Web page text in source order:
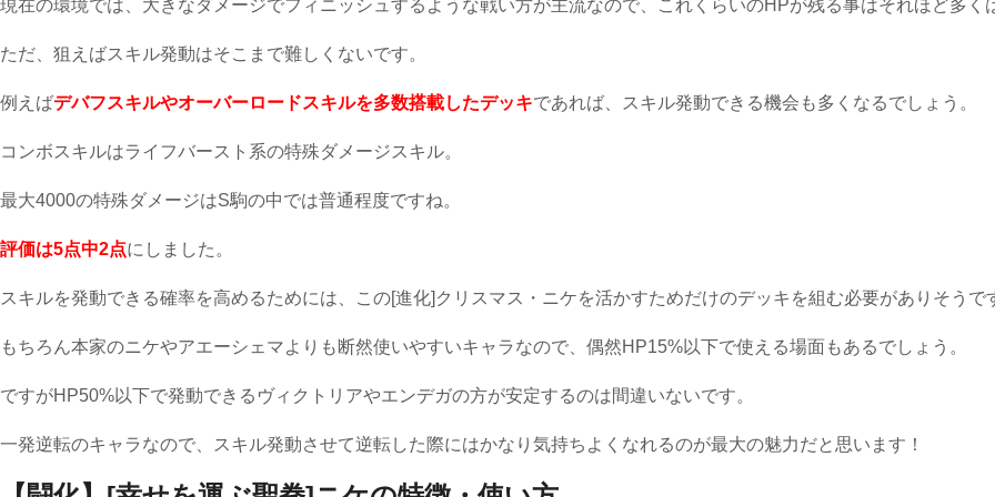
現在の環境では、大きなダメージでフィニッシュするような戦い方が主流なので、これくらいのHPが残る事はそれほど多く
ただ、狙えばスキル発動はそこまで難しくないです。
例えばデバフスキルやオーバーロードスキルを多数搭載したデッキであれば、スキル発動できる機会も多くなるでしょう。
コンボスキルはライフバースト系の特殊ダメージスキル。
最大4000の特殊ダメージはS駒の中では普通程度ですね。
評価は5点中2点にしました。
スキルを発動できる確率を高めるためには、この[進化]クリスマス・ニケを活かすためだけのデッキを組む必要がありそうで
もちろん本家のニケやアエーシェマよりも断然使いやすいキャラなので、偶然HP15%以下で使える場面もあるでしょう。
ですがHP50%以下で発動できるヴィクトリアやエンデガの方が安定するのは間違いないです。
一発逆転のキャラなので、スキル発動させて逆転した際にはかなり気持ちよくなれるのが最大の魅力だと思います！